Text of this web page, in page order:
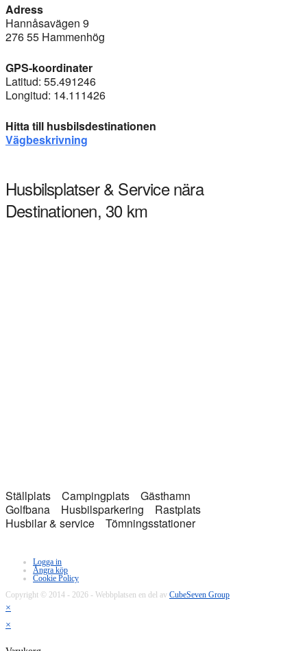
Adress
Hannåsavägen 9
276 55 Hammenhög
GPS-koordinater
Latitud: 55.491246
Longitud: 14.111426
Hitta till husbilsdestinationen
Vägbeskrivning
Husbilsplatser & Service nära
Destinationen, 30 km
Ställplats Campingplats
Gästhamn
Golfbana
Husbilsparkering
Rastplats
Husbilar & service
Tömningsstationer
Logga in
Ångra köp
Cookie Policy
Copyright © 2014 - 2026 - Webbplatsen en del av CubeSeven Group
×
×